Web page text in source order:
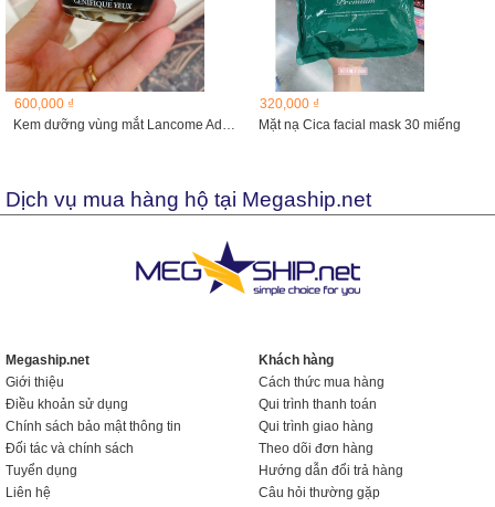
600,000 ₫
Kem dưỡng vùng mắt Lancome Advance Genifique Yeux 15ml
320,000 ₫
Mặt nạ Cica facial mask 30 miếng
Dịch vụ mua hàng hộ tại Megaship.net
Megaship.net
Giới thiệu
Điều khoản sử dụng
Chính sách bảo mật thông tin
Đối tác và chính sách
Tuyển dụng
Liên hệ
Khách hàng
Cách thức mua hàng
Qui trình thanh toán
Qui trình giao hàng
Theo dõi đơn hàng
Hướng dẫn đổi trả hàng
Câu hỏi thường gặp